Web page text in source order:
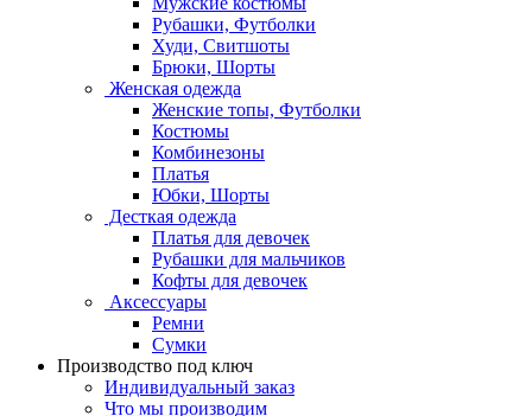
Рубашки, Футболки
Худи, Свитшоты
Брюки, Шорты
Женская одежда
Женские топы, Футболки
Костюмы
Комбинезоны
Платья
Юбки, Шорты
Десткая одежда
Платья для девочек
Рубашки для мальчиков
Кофты для девочек
Аксессуары
Ремни
Сумки
Производство под ключ
Индивидуальный заказ
Что мы производим